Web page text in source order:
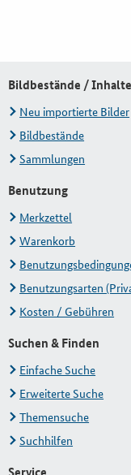
Bildbestände / Inhalte
Neu importierte Bilder
Bildbestände
Sammlungen
Benutzung
Merkzettel
Warenkorb
Benutzungsarten
Kosten / Gebühren
Suchen & Finden
Einfache Suche
Erweiterte Suche
Themensuche
Suchhilfen